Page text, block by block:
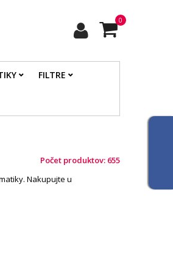
0
FILTRE
Počet produktov: 655
Nakupujte u